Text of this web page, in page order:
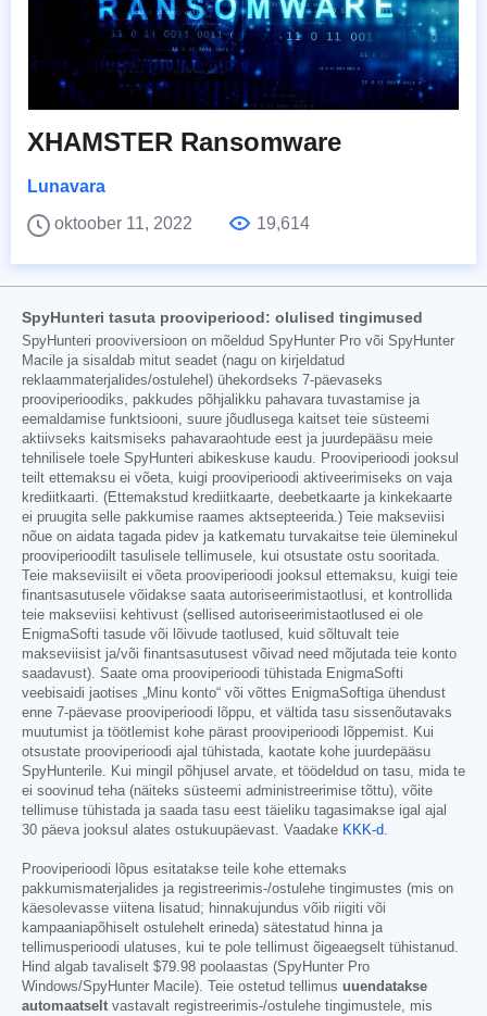
XHAMSTER Ransomware
Lunavara
oktoober 11, 2022
19,614
SpyHunteri tasuta prooviperiood: olulised tingimused
SpyHunteri prooviversioon on mõeldud SpyHunter Pro või SpyHunter
Macile ja sisaldab mitut seadet (nagu on kirjeldatud
reklaammaterjalides/ostulehel) ühekordseks 7-päevaseks
prooviperioodiks, pakkudes põhjalikku pahavara tuvastamise ja
eemaldamise funktsiooni, suure jõudlusega kaitset teie süsteemi
aktiivseks kaitsmiseks pahavaraohtude eest ja juurdepääsu meie
tehnilisele toele SpyHunteri abikeskuse kaudu. Prooviperioodi jooksul
teilt ettemaksu ei võeta, kuigi prooviperioodi aktiveerimiseks on vaja
krediitkaarti. (Ettemakstud krediitkaarte, deebetkaarte ja kinkekaarte
ei pruugita selle pakkumise raames aktsepteerida.) Teie makseviisi
nõue on aidata tagada pidev ja katkematu turvakaitse teie üleminekul
prooviperioodilt tasulisele tellimusele, kui otsustate ostu sooritada.
Teie makseviisilt ei võeta prooviperioodi jooksul ettemaksu, kuigi teie
finantsasutusele võidakse saata autoriseerimistaotlusi, et kontrollida
teie makseviisi kehtivust (sellised autoriseerimistaotlused ei ole
EnigmaSofti tasude või lõivude taotlused, kuid sõltuvalt teie
makseviisist ja/või finantsasutusest võivad need mõjutada teie konto
saadavust). Saate oma prooviperioodi tühistada EnigmaSofti
veebisaidi jaotises „Minu konto“ või võttes EnigmaSoftiga ühendust
enne 7-päevase prooviperioodi lõppu, et vältida tasu sissenõutavaks
muutumist ja töötlemist kohe pärast prooviperioodi lõppemist. Kui
otsustate prooviperioodi ajal tühistada, kaotate kohe juurdepääsu
SpyHunterile. Kui mingil põhjusel arvate, et töödeldud on tasu, mida te
ei soovinud teha (näiteks süsteemi administreerimise tõttu), võite
tellimuse tühistada ja saada tasu eest täieliku tagasimakse igal ajal
30 päeva jooksul alates ostukuupäevast. Vaadake KKK-d.
Prooviperioodi lõpus esitatakse teile kohe ettemaks
pakkumismaterjalides ja registreerimis-/ostulehe tingimustes (mis on
käesolevasse viitena lisatud; hinnakujundus võib riigiti või
kampaaniapõhiselt ostulehelt erineda) sätestatud hinna ja
tellimusperioodi ulatuses, kui te pole tellimust õigeaegselt tühistanud.
Hind algab tavaliselt $79.98 poolaastas (SpyHunter Pro
Windows/SpyHunter Macile). Teie ostetud tellimus uuendatakse
automaatselt vastavalt registreerimis-/ostulehe tingimustele, mis